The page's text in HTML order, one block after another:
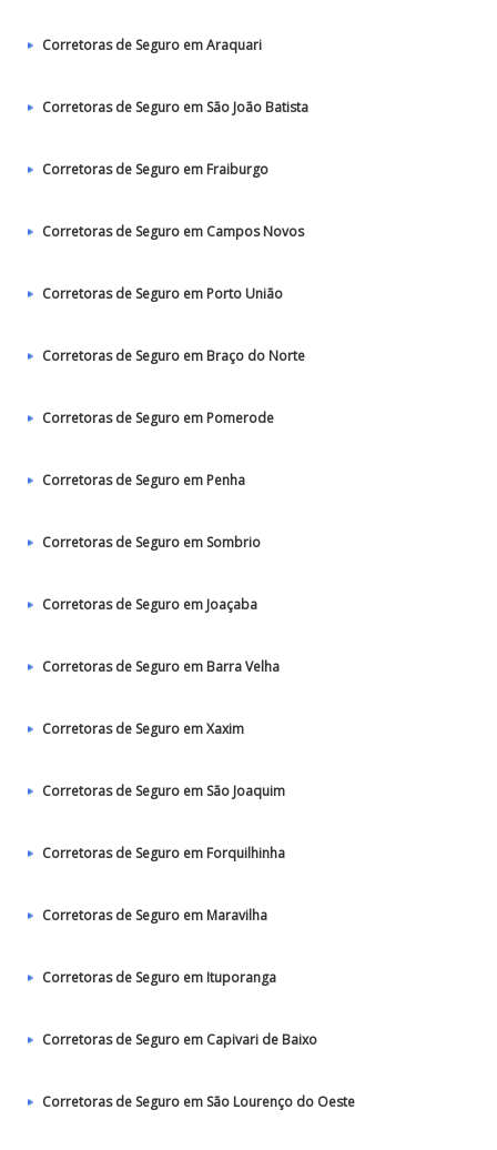
Corretoras de Seguro em Araquari
Corretoras de Seguro em São João Batista
Corretoras de Seguro em Fraiburgo
Corretoras de Seguro em Campos Novos
Corretoras de Seguro em Porto União
Corretoras de Seguro em Braço do Norte
Corretoras de Seguro em Pomerode
Corretoras de Seguro em Penha
Corretoras de Seguro em Sombrio
Corretoras de Seguro em Joaçaba
Corretoras de Seguro em Barra Velha
Corretoras de Seguro em Xaxim
Corretoras de Seguro em São Joaquim
Corretoras de Seguro em Forquilhinha
Corretoras de Seguro em Maravilha
Corretoras de Seguro em Ituporanga
Corretoras de Seguro em Capivari de Baixo
Corretoras de Seguro em São Lourenço do Oeste